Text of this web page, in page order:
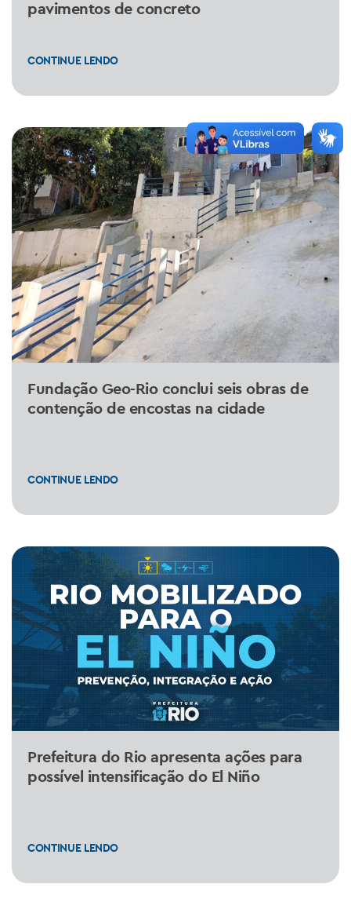
pavimentos de concreto
CONTINUE LENDO
Fundação Geo-Rio conclui seis obras de
contenção de encostas na cidade
CONTINUE LENDO
Prefeitura do Rio apresenta ações para
possível intensificação do El Niño
CONTINUE LENDO